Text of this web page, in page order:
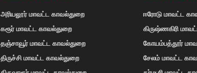
அரியலூர் மாவட்ட காவல்துறை
கரூர் மாவட்ட காவல்துறை
தஞ்சாவூர் மாவட்ட காவல்துறை
திருச்சி மாவட்ட காவல்துறை
ஈரோடு மாவட்ட
கிருஷ்ணகிரி
கோயம்பத்தூர்
சேலம் மாவட்ட